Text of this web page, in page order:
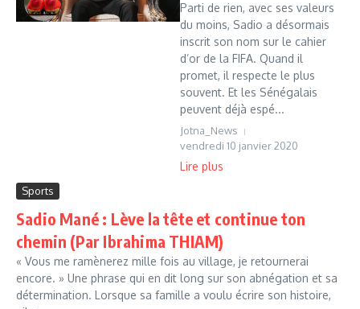
Parti de rien, avec ses valeurs
du moins, Sadio a désormais
inscrit son nom sur le cahier
d’or de la FIFA. Quand il
promet, il respecte le plus
souvent. Et les Sénégalais
peuvent déjà espé...
Jotna_News
vendredi 10 janvier 2020
Lire plus
Sports
Sadio Mané : Lève la tête et continue ton
chemin (Par Ibrahima THIAM)
« Vous me ramènerez mille fois au village, je retournerai
encore. » Une phrase qui en dit long sur son abnégation et sa
détermination. Lorsque sa famille a voulu écrire son histoire,